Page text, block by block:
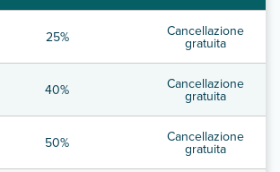
25% Cancellazione
gratuita
40% Cancellazione
gratuita
50% Cancellazione
gratuita